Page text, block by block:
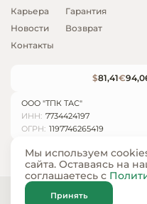
Карьера
Новости
Контакты
Гарантия
Возврат
$81,41€
ООО "ТПК ТАС"
ИНН: 7734424197
ОГРН: 1197746265419
© ООО «ТПК ТАС» 2024 — 2026
Мы используем
сайта. Оставаясь на
соглашаетесь с
Принять